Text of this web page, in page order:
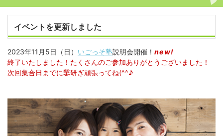
イベントを更新しました
2023年11月5日（日） いごっそ塾説明会開催！ new!
終了いたしました！たくさんのご参加ありがとうございました！
次回集合日までに鑿研ぎ頑張ってね(^^♪